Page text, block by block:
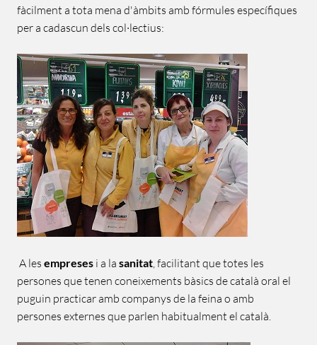
fàcilment a tota mena d'àmbits amb fórmules específiques
per a cadascun dels col·lectius:
A les empreses i a la sanitat, facilitant que totes les
persones que tenen coneixements bàsics de català oral el
puguin practicar amb companys de la feina o amb
persones externes que parlen habitualment el català.